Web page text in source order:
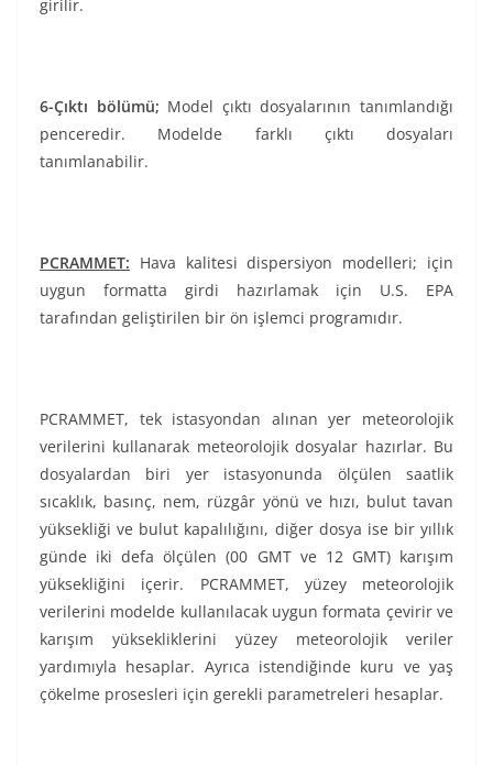
girilir.
6-Çıktı bölümü; Model çıktı dosyalarının tanımlandığı
penceredir. Modelde farklı çıktı dosyaları
tanımlanabilir.
PCRAMMET: Hava kalitesi dispersiyon modelleri; için
uygun formatta girdi hazırlamak için U.S. EPA
tarafından geliştirilen bir ön işlemci programıdır.
PCRAMMET, tek istasyondan alınan yer meteorolojik
verilerini kullanarak meteorolojik dosyalar hazırlar. Bu
dosyalardan biri yer istasyonunda ölçülen saatlik
sıcaklık, basınç, nem, rüzgâr yönü ve hızı, bulut tavan
yüksekliği ve bulut kapalılığını, diğer dosya ise bir yıllık
günde iki defa ölçülen (00 GMT ve 12 GMT) karışım
yüksekliğini içerir. PCRAMMET, yüzey meteorolojik
verilerini modelde kullanılacak uygun formata çevirir ve
karışım yüksekliklerini yüzey meteorolojik veriler
yardımıyla hesaplar. Ayrıca istendiğinde kuru ve yaş
çökelme prosesleri için gerekli parametreleri hesaplar.